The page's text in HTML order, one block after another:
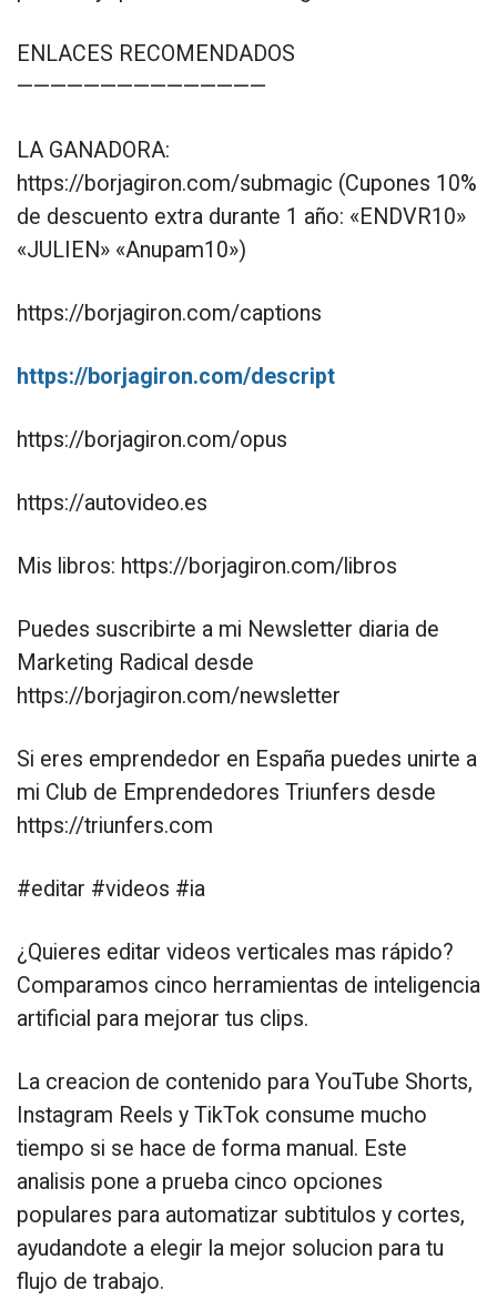
ENLACES RECOMENDADOS
———————————————
LA GANADORA:
https://borjagiron.com/submagic (Cupones 10%
de descuento extra durante 1 año: «ENDVR10»
«JULIEN» «Anupam10»)
https://borjagiron.com/captions
https://borjagiron.com/descript
https://borjagiron.com/opus
https://autovideo.es
Mis libros: https://borjagiron.com/libros
Puedes suscribirte a mi Newsletter diaria de
Marketing Radical desde
https://borjagiron.com/newsletter
Si eres emprendedor en España puedes unirte a
mi Club de Emprendedores Triunfers desde
https://triunfers.com
#editar #videos #ia
¿Quieres editar videos verticales mas rápido?
Comparamos cinco herramientas de inteligencia
artificial para mejorar tus clips.
La creacion de contenido para YouTube Shorts,
Instagram Reels y TikTok consume mucho
tiempo si se hace de forma manual. Este
analisis pone a prueba cinco opciones
populares para automatizar subtitulos y cortes,
ayudandote a elegir la mejor solucion para tu
flujo de trabajo.